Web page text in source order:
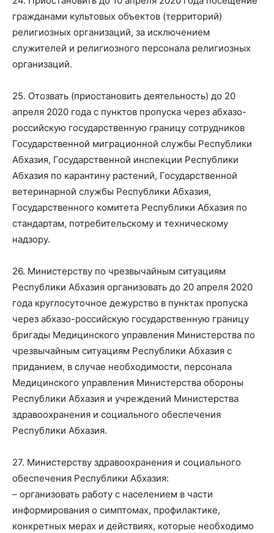
гражданами культовых объектов (территорий)
религиозных организаций, за исключением
служителей и религиозного персонала религиозных
организаций.
25. Отозвать (приостановить деятельность) до 20
апреля 2020 года с пунктов пропуска через абхазо-
российскую государственную границу сотрудников
Государственной миграционной службы Республики
Абхазия, Государственной инспекции Республики
Абхазия по карантину растений, Государственной
ветеринарной службы Республики Абхазия,
Государственного комитета Республики Абхазия по
стандартам, потребительскому и техническому
надзору.
26. Министерству по чрезвычайным ситуациям
Республики Абхазия организовать до 20 апреля 2020
года круглосуточное дежурство в пунктах пропуска
через абхазо-российскую государственную границу
бригады Медицинского управления Министерства по
чрезвычайным ситуациям Республики Абхазия с
приданием, в случае необходимости, персонала
Медицинского управления Министерства обороны
Республики Абхазия и учреждений Министерства
здравоохранения и социального обеспечения
Республики Абхазия.
27. Министерству здравоохранения и социального
обеспечения Республики Абхазия:
– организовать работу с населением в части
информирования о симптомах, профилактике,
конкретных мерах и действиях, которые необходимо